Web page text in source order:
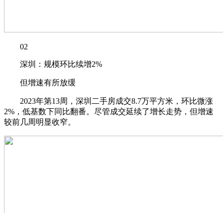
02
深圳：规模环比续增2%
但增速有所放缓
2023年第13周，深圳二手房成交8.7万平方米，环比微涨
2%，低基数下同比翻番。尽管成交延续了增长走势，但增速
较前几周明显收窄。